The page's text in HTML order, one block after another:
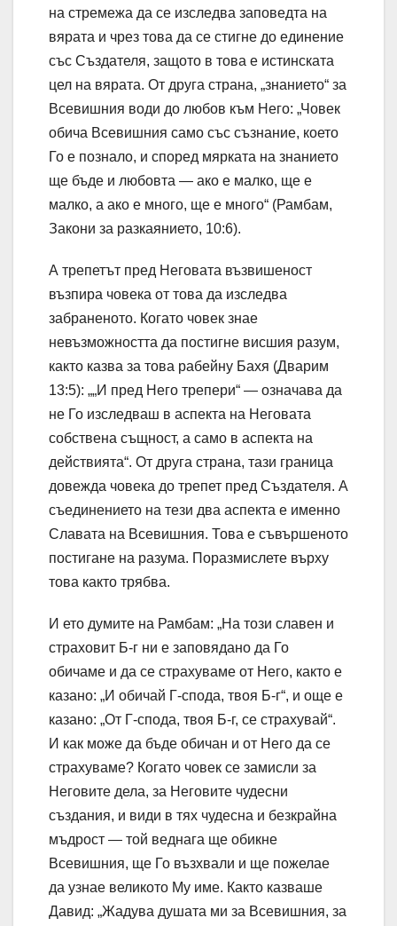
на стремежа да се изследва заповедта на
вярата и чрез това да се стигне до единение
със Създателя, защото в това е истинската
цел на вярата. От друга страна, „знанието“ за
Всевишния води до любов към Него: „Човек
обича Всевишния само със съзнание, което
Го е познало, и според мярката на знанието
ще бъде и любовта — ако е малко, ще е
малко, а ако е много, ще е много“ (Рамбам,
Закони за разкаянието, 10:6).
А трепетът пред Неговата възвишеност
възпира човека от това да изследва
забраненото. Когато човек знае
невъзможността да постигне висшия разум,
както казва за това рабейну Бахя (Дварим
13:5): „„И пред Него трепери“ — означава да
не Го изследваш в аспекта на Неговата
собствена същност, а само в аспекта на
действията“. От друга страна, тази граница
довежда човека до трепет пред Създателя. А
съединението на тези два аспекта е именно
Славата на Всевишния. Това е съвършеното
постигане на разума. Поразмислете върху
това както трябва.
И ето думите на Рамбам: „На този славен и
страховит Б-г ни е заповядано да Го
обичаме и да се страхуваме от Него, както е
казано: „И обичай Г-спода, твоя Б-г“, и още е
казано: „От Г-спода, твоя Б-г, се страхувай“.
И как може да бъде обичан и от Него да се
страхуваме? Когато човек се замисли за
Неговите дела, за Неговите чудесни
създания, и види в тях чудесна и безкрайна
мъдрост — той веднага ще обикне
Всевишния, ще Го възхвали и ще пожелае
да узнае великото Му име. Както казваше
Давид: „Жадува душата ми за Всевишния, за